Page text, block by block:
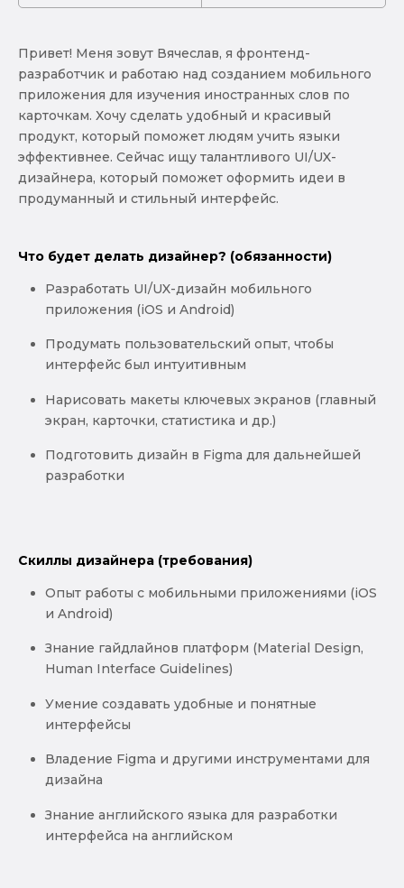
Привет! Меня зовут Вячеслав, я фронтенд-
разработчик и работаю над созданием мобильного
приложения для изучения иностранных слов по
карточкам. Хочу сделать удобный и красивый
продукт, который поможет людям учить языки
эффективнее. Сейчас ищу талантливого UI/UX-
дизайнера, который поможет оформить идеи в
продуманный и стильный интерфейс.
Что будет делать дизайнер? (обязанности)
Разработать UI/UX-дизайн мобильного
приложения (iOS и Android)
Продумать пользовательский опыт, чтобы
интерфейс был интуитивным
Нарисовать макеты ключевых экранов (главный
экран, карточки, статистика и др.)
Подготовить дизайн в Figma для дальнейшей
разработки
Скиллы дизайнера (требования)
Опыт работы с мобильными приложениями (iOS
и Android)
Знание гайдлайнов платформ (Material Design,
Human Interface Guidelines)
Умение создавать удобные и понятные
интерфейсы
Владение Figma и другими инструментами для
дизайна
Знание английского языка для разработки
интерфейса на английском